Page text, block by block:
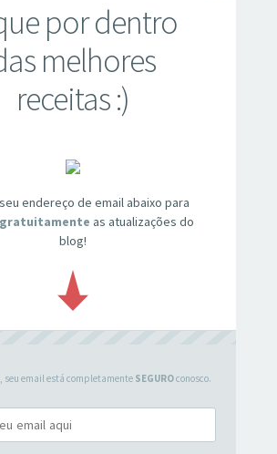
por dentro
melhores
receitas :)
endereço de email abaixo para
gratuitamente as atualizações do
blog!
seu email está completamente SEGUROconosco.